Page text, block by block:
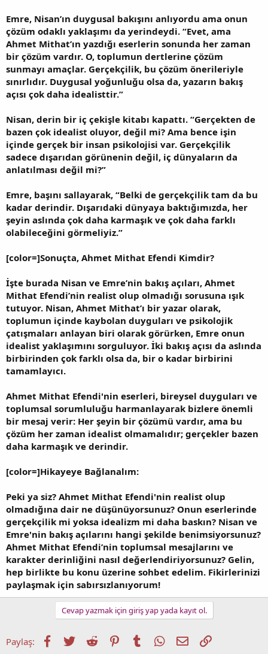
Emre, Nisan’ın duygusal bakışını anlıyordu ama onun
çözüm odaklı yaklaşımı da yerindeydi. “Evet, ama
Ahmet Mithat’ın yazdığı eserlerin sonunda her zaman
bir çözüm vardır. O, toplumun dertlerine çözüm
sunmayı amaçlar. Gerçekçilik, bu çözüm önerileriyle
sınırlıdır. Duygusal yoğunluğu olsa da, yazarın bakış
açısı çok daha idealisttir.”
Nisan, derin bir iç çekişle kitabı kapattı. “Gerçekten de
bazen çok idealist oluyor, değil mi? Ama bence işin
içinde gerçek bir insan psikolojisi var. Gerçekçilik
sadece dışarıdan görünenin değil, iç dünyaların da
anlatılması değil mi?”
Emre, başını sallayarak, “Belki de gerçekçilik tam da bu
kadar derindir. Dışarıdaki dünyaya baktığımızda, her
şeyin aslında çok daha karmaşık ve çok daha farklı
olabileceğini görmeliyiz.”
[color=]Sonuçta, Ahmet Mithat Efendi Kimdir?
İşte burada Nisan ve Emre’nin bakış açıları, Ahmet
Mithat Efendi’nin realist olup olmadığı sorusuna ışık
tutuyor. Nisan, Ahmet Mithat’ı bir yazar olarak,
toplumun içinde kaybolan duyguları ve psikolojik
çatışmaları anlayan biri olarak görürken, Emre onun
idealist yaklaşımını sorguluyor. İki bakış açısı da aslında
birbirinden çok farklı olsa da, bir o kadar birbirini
tamamlayıcı.
Ahmet Mithat Efendi'nin eserleri, bireysel duyguları ve
toplumsal sorumluluğu harmanlayarak bizlere önemli
bir mesaj verir: Her şeyin bir çözümü vardır, ama bu
çözüm her zaman idealist olmamalıdır; gerçekler bazen
daha karmaşık ve derindir.
[color=]Hikayeye Bağlanalım:
Peki ya siz? Ahmet Mithat Efendi'nin realist olup
olmadığına dair ne düşünüyorsunuz? Onun eserlerinde
gerçekçilik mi yoksa idealizm mi daha baskın? Nisan ve
Emre'nin bakış açılarını hangi şekilde benimsiyorsunuz?
Ahmet Mithat Efendi’nin toplumsal mesajlarını ve
karakter derinliğini nasıl değerlendiriyorsunuz? Gelin,
hep birlikte bu konu üzerine sohbet edelim. Fikirlerinizi
paylaşmak için sabırsızlanıyorum!
Cevap yazmak için giriş yap yada kayıt ol.
Paylaş: Facebook
TwitterReddit PinterestTumblrWhatsApp
E-postaLink